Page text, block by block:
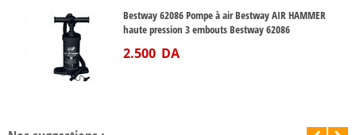
Bestway 62086 Pompe à air Bestway AIR HAMMER
haute pression 3 embouts Bestway 62086
2.500 DA